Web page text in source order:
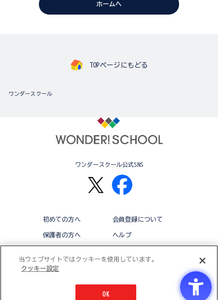
ホームへ
TOPページにもどる
ワンダースクール
ワンダースクール公式SNS
初めての方へ 会員登録について
保護者の方へ ヘルプ
© BANDAI CO.,LTD 2015 ALL RIGHTS RESERVED
当ウェブサイトではクッキーを使用しています。
クッキー設定
OK